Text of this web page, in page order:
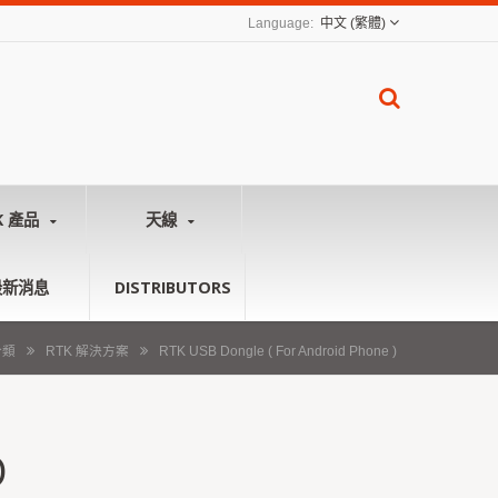
中文 (繁體)
產品 天線
消息 DISTRIBUTORS
RTK 解決方案 RTK USB Dongle ( For Android Phone )